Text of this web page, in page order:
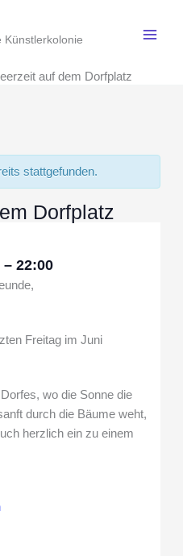
Künstlerkolonie
auf dem Dorfplatz
stattgefunden.
Dorfplatz
–22:00
Freitag im Juni
wo die Sonne die
durch die Bäume weht,
herzlich ein zu einem